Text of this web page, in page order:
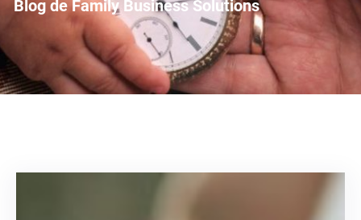
Blog de Family Business Solutions